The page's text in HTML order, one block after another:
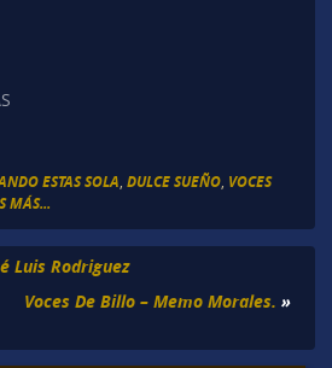
ESTAS SOLA DULCE SUEÑO, VOCES
MÁS...
Luis Rodriguez
Voces De Billo – Memo Morales. »